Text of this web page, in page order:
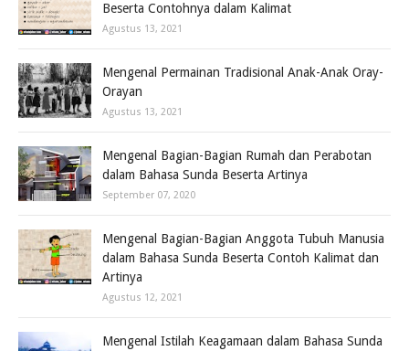
Beserta Contohnya dalam Kalimat
Agustus 13, 2021
Mengenal Permainan Tradisional Anak-Anak Oray-
Orayan
Agustus 13, 2021
Mengenal Bagian-Bagian Rumah dan Perabotan
dalam Bahasa Sunda Beserta Artinya
September 07, 2020
Mengenal Bagian-Bagian Anggota Tubuh Manusia
dalam Bahasa Sunda Beserta Contoh Kalimat dan
Artinya
Agustus 12, 2021
Mengenal Istilah Keagamaan dalam Bahasa Sunda